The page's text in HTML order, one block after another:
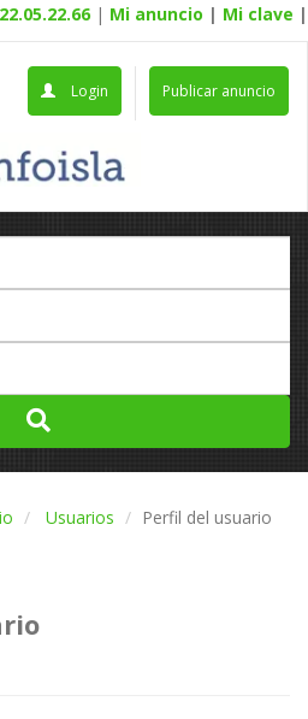
| Mi anuncio | Mi clave |
Publicar anuncio
Login
Usuarios Perfil del usuario